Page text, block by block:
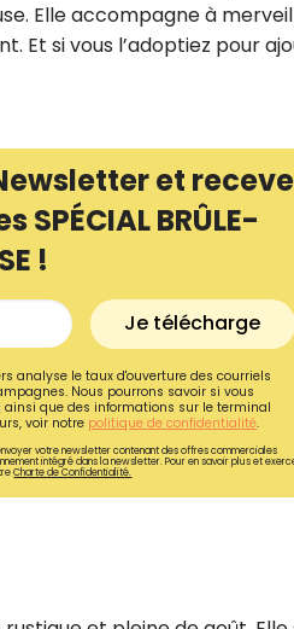
Elle accompagne à
Et si vous l’adoptiez pour
et
SPÉCIAL BRÛLE-
!
Je télécharge
analyse le taux d'ouverture des courriels
Nous pourrons savoir si vous
ainsi que des informations sur le terminal
voir notre politique de confidentialité.
votre newsletter contenant des offres commerciales
intégré dans la newsletter. Pour en savoir plus et
Charte de Confidentialité.
que la newsletter